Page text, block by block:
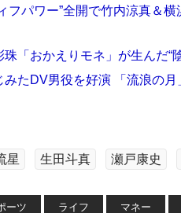
フパワー”全開で竹内涼真＆
「おかえりモネ」が生んだ“
たDV男役を好演 「流浪の
星 生田斗真 瀬戸康史
ーツ ライフ マネー